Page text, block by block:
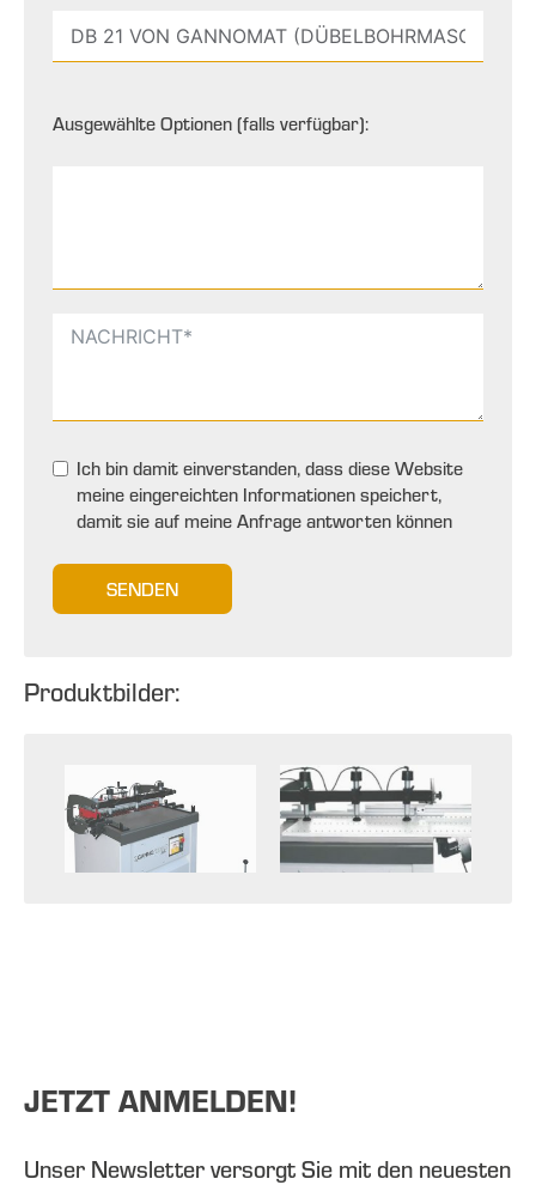
Ausgewählte Optionen (falls verfügbar):
Ich bin damit einverstanden, dass diese Website
meine eingereichten Informationen speichert,
damit sie auf meine Anfrage antworten können
SENDEN
Produktbilder:
JETZT ANMELDEN!
Unser Newsletter versorgt Sie mit den neuesten